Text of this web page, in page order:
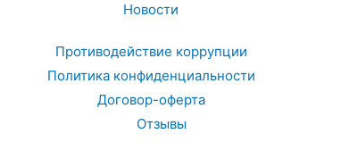
Новости
Противодействие коррупции
Политика конфиденциальности
Договор-оферта
Отзывы